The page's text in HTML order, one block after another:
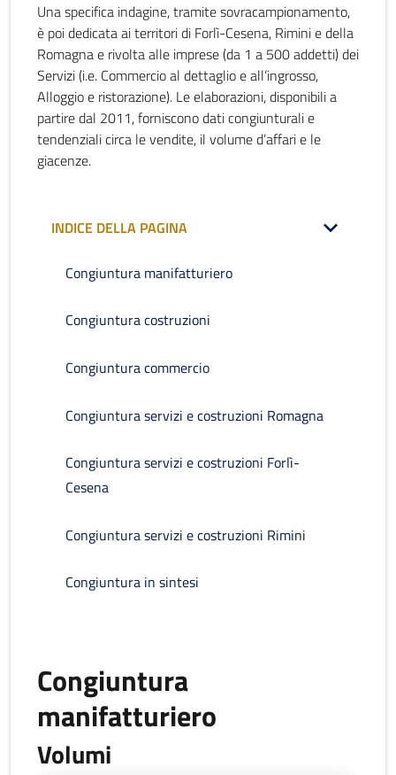
Una specifica indagine, tramite sovracampionamento,
è poi dedicata ai territori di Forlì-Cesena, Rimini e della
Romagna e rivolta alle imprese (da 1 a 500 addetti) dei
Servizi (i.e. Commercio al dettaglio e all’ingrosso,
Alloggio e ristorazione). Le elaborazioni, disponibili a
partire dal 2011, forniscono dati congiunturali e
tendenziali circa le vendite, il volume d’affari e le
giacenze.
INDICE DELLA PAGINA
Congiuntura manifatturiero
Congiuntura costruzioni
Congiuntura commercio
Congiuntura servizi e costruzioni Romagna
Congiuntura servizi e costruzioni Forlì-
Cesena
Congiuntura servizi e costruzioni Rimini
Congiuntura in sintesi
Congiuntura
manifatturiero
Volumi